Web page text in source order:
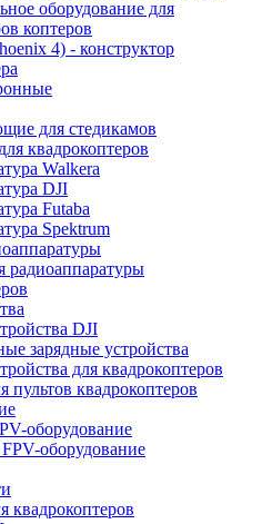
оборудование для
коптеров
4) - конструктор
для стедикамов
квадрокоптеров
Walkera
DJI
Futaba
Spektrum
радиоаппаратуры
DJI
зарядные устройства
для квадрокоптеров
пультов квадрокоптеров
оборудование
оборудование
квадрокоптеров